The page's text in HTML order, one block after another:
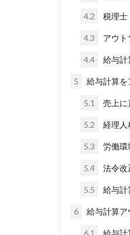
4.2 税理士
4.3 アウ
4.4 給与計
5 給与計算を
5.1 売上に
5.2 経理人
5.3 労働環
5.4 法令改
5.5 給与計
6 給与計算ア
6.1 給与計